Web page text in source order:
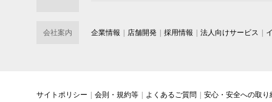
会社案内 企業情報 店舗開発 採用情報 法人向けサービス
サイトポリシー 会則・規約等 よくあるご質問 安心・安全への取り